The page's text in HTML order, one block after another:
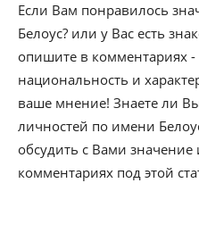
Если Вам понравилось
Белоус? или у Вас есть
опишите в комментариях -
национальность и
ваше мнение! Знаете ли
личностей по имени
обсудить с Вами значение
комментариях под этой